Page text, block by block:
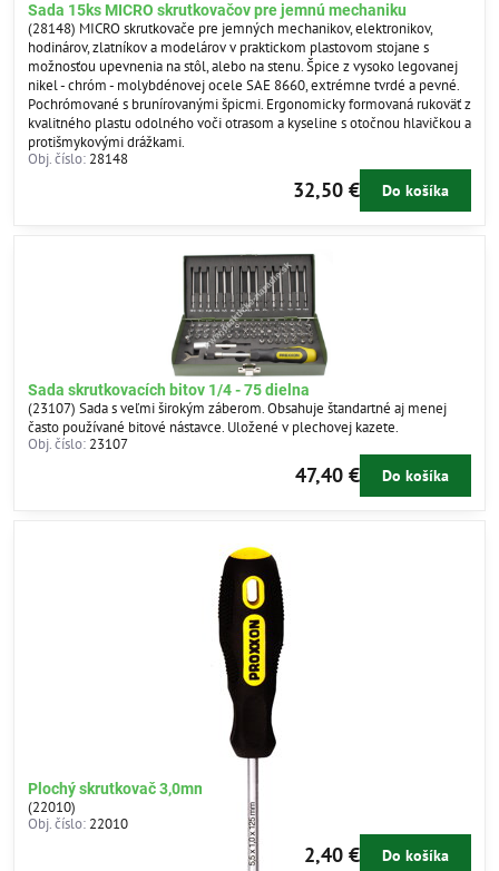
Sada 15ks MICRO skrutkovačov pre jemnú mechaniku
(28148) MICRO skrutkovače pre jemných mechanikov, elektronikov,
hodinárov, zlatníkov a modelárov v praktickom plastovom stojane s
možnosťou upevnenia na stôl, alebo na stenu. Špice z vysoko legovanej
nikel - chróm - molybdénovej ocele SAE 8660, extrémne tvrdé a pevné.
Pochrómované s brunírovanými špicmi. Ergonomicky formovaná rukoväť z
kvalitného plastu odolného voči otrasom a kyseline s otočnou hlavičkou a
protišmykovými drážkami.
Obj. číslo: 28148
32,50 € Do košíka
Sada skrutkovacích bitov 1/4 - 75 dielna
(23107) Sada s veľmi širokým záberom. Obsahuje štandartné aj menej
často používané bitové nástavce. Uložené v plechovej kazete.
Obj. číslo: 23107
47,40 € Do košíka
Plochý skrutkovač 3,0mm
(22010)
Obj. číslo: 22010
2,40 € Do košíka